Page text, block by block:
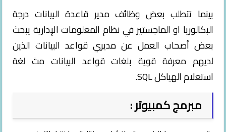
بينما تتطلب بعض وظائف مدير قاعدة البيانات درجة
البكالوريا او الماجستير في نظام المعلومات الإدارية يبحث
بعض أصحاب العمل عن مديري قواعد البيانات الذين
لديهم معرفة قوية بلغات قواعد البيانات مث لغة
استعلام الهياكل SQL.
مبرمج كمبيوتر :